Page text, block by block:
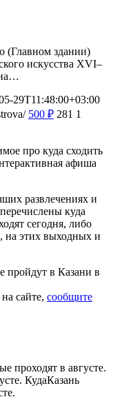
(Главном здании)
искусства XVI–
29T11:48:00+03:00
500 ₽ 281 1
про куда сходить
афиша
развлечениях и
куда
сегодня, либо
на этих выходных и
пройдут в Казани в
сайте, сообщите
проходят в августе.
КудаКазань